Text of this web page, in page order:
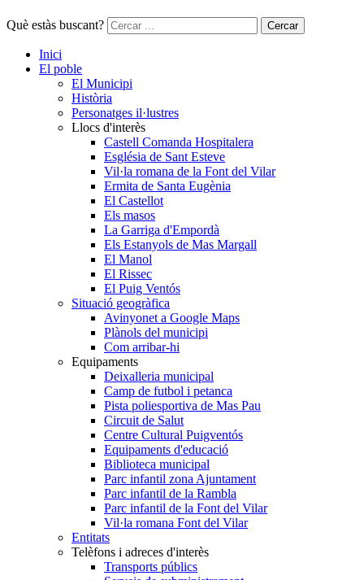
Què estàs buscant? Cercar
Inici
El poble
El Municipi
Història
Personatges il·lustres
Llocs d'interès
Castell Comanda Hospitalera
Església de Sant Esteve
Vil·la romana de la Font del Vilar
Ermita de Santa Eugènia
El Castellot
Els masos
La Garriga d'Empordà
Els Estanyols de Mas Margall
El Manol
El Rissec
El Puig Ventós
Situació geogràfica
Avinyonet a Google Maps
Plànols del municipi
Com arribar-hi
Equipaments
Deixalleria municipal
Camp de futbol i petanca
Pista poliesportiva de Mas Pau
Circuit de Salut
Centre Cultural Puigventós
Equipaments d'educació
Biblioteca municipal
Parc infantil zona Ajuntament
Parc infantil de la Rambla
Parc infantil de la Font del Vilar
Vil·la romana Font del Vilar
Entitats
Telèfons i adreces d'interès
Transports públics